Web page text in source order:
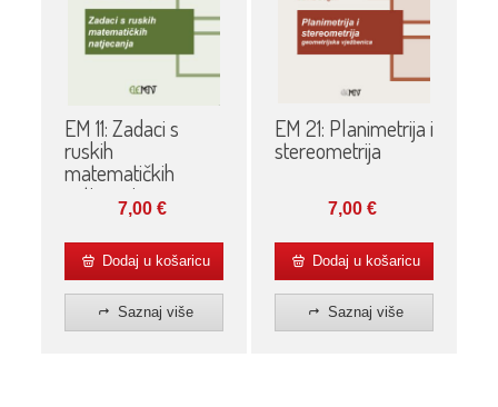
EM 11: Zadaci s
ruskih
matematičkih
natjecanja
7,00 €
Dodaj u košaricu
Saznaj više
EM 21: Planimetrija i
stereometrija
7,00 €
Dodaj u košaricu
Saznaj više